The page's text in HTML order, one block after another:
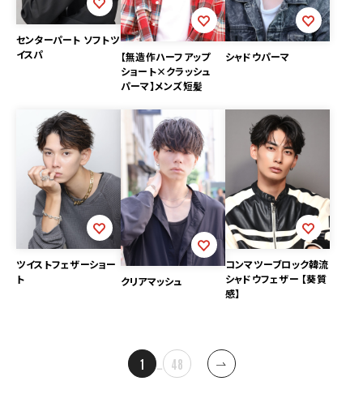
センターパート ソフトツ
イスパ
【無造作ハーフアップ
ショート×クラッシュ
パーマ】メンズ短髪
シャドウパーマ
ツイストフェザーショー
ト
クリアマッシュ
コンマツーブロック韓流
シャドウフェザー 【葵質
感】
1 … 48